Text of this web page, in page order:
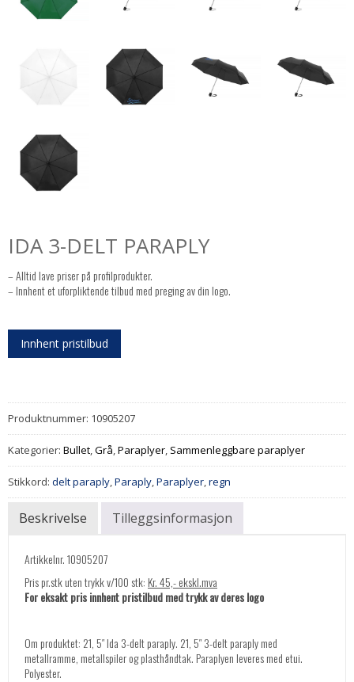
IDA 3-DELT PARAPLY
– Alltid lave priser på profilprodukter.
– Innhent et uforpliktende tilbud med preging av din logo.
Innhent pristilbud
Produktnummer: 10905207
Kategorier: Bullet,Grå,Paraplyer, Sammenleggbare paraplyer
Stikkord: delt paraply,Paraply,Paraplyer,regn
Beskrivelse Tilleggsinformasjon
Artikkelnr. 10905207
Pris pr.stk uten trykk v/100 stk: Kr.45,-ekskl.mva
For eksakt pris innhent pristilbud med trykk av deres logo
Om produktet: 21, 5″ Ida 3-delt paraply. 21, 5″ 3-delt paraply med
metallramme, metallspiler og plasthåndtak. Paraplyen leveres med etui.
Polyester.